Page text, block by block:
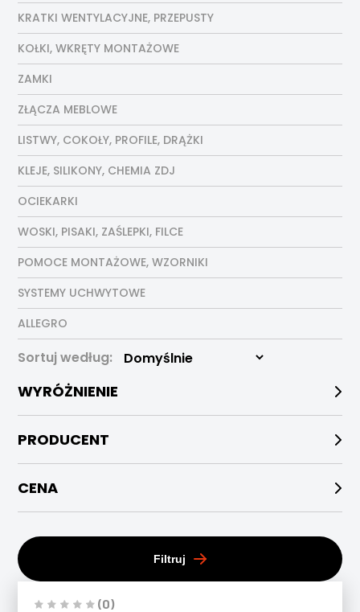
KRATKI WENTYLACYJNE, PRZEPUSTY
KOŁKI, WKRĘTY MONTAŻOWE
ZAMKI
ZŁĄCZA MEBLOWE
LISTWY, COKOŁY, PROFILE, DRĄŻKI
KLEJE, SILIKONY, CHEMIA ZDJ
OCIEKARKI
WOSKI, PISAKI, ZAŚLEPKI, FILCE
POMOCE MONTAŻOWE, WZORNIKI
SYSTEMY UCHWYTOWE
ALLEGRO
Sortuj według:
WYRÓŻNIENIE
PRODUCENT
CENA
Filtruj
(0)